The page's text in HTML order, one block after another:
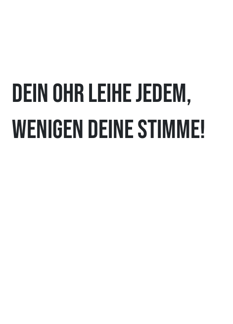
Dein Ohr leihe jedem,
wenigen deine Stimme!